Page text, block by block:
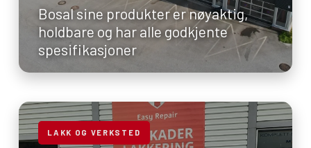
Bosal sine produkter er nøyaktig,
holdbare og har alle godkjente
spesifikasjoner
LAKK OG VERKSTED